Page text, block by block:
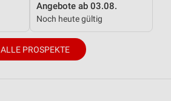
Angebote ab 03.08.
Noch heute gültig
ALLE PROSPEKTE